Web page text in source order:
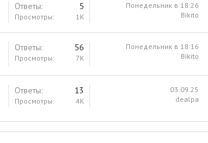
Ответы 5
Просмотры 1K
Понедельник в 18:26
Bikito
Ответы 56
Просмотры 7K
Понедельник в 18:16
Bikito
Ответы 13
Просмотры 4K
03.09.25
dealpa